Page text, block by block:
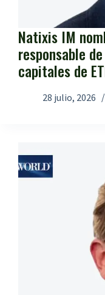
Natixis IM
responsable
capitales de
28 julio, 2026